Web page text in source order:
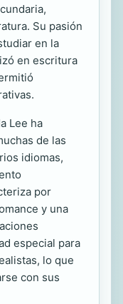
Su pasión
en la
en escritura
Lee ha
de las
idiomas,
por
y una
especial para
lo que
con sus